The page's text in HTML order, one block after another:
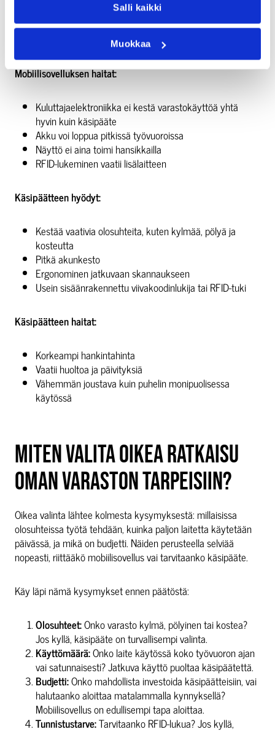
Salli kaikki
Muokkaa
Helppo päivittää ja ylläpitää
Sopii tilanteisiin, joissa useampi henkilö tarvitsee pääsyn
Mobiilisovelluksen haitat:
Kuluttajaelektroniikka ei kestä varastokäyttöä yhtä
hyvin kuin käsipääte
Akku voi loppua pitkissä työvuoroissa
Näyttö ei aina toimi hansikkailla
RFID-lukeminen vaatii lisälaitteen
Käsipäätteen hyödyt:
Kestää vaativia olosuhteita, kuten kylmää, pölyä ja
kosteutta
Pitkä akunkesto
Ergonominen jatkuvaan skannaukseen
Usein sisäänrakennettu viivakoodinlukija tai RFID-tuki
Käsipäätteen haitat:
Korkeampi hankintahinta
Vaatii huoltoa ja päivityksiä
Vähemmän joustava kuin puhelin monipuolisessa
käytössä
MITEN VALITA OIKEA RATKAISU
OMAN VARASTON TARPEISIIN?
Oikea valinta lähtee kolmesta kysymyksestä: millaisissa
olosuhteissa työtä tehdään, kuinka paljon laitetta käytetään
päivässä, ja mikä on budjetti. Näiden perusteella selviää
nopeasti, riittääkö mobiilisovellus vai tarvitaanko käsipääte.
Käy läpi nämä kysymykset ennen päätöstä:
Olosuhteet:Onko varasto kylmä, pölyinen tai kostea?
Jos kyllä, käsipääte on turvallisempi valinta.
Käyttömäärä:Onko laite käytössä koko työvuoron ajan
vai satunnaisesti? Jatkuva käyttö puoltaa käsipäätettä.
Budjetti:Onko mahdollista investoida käsipäätteisiin, vai
halutaanko aloittaa matalammalla kynnyksellä?
Mobiilisovellus on edullisempi tapa aloittaa.
Tunnistustarve:Tarvitaanko RFID-lukua? Jos kyllä,